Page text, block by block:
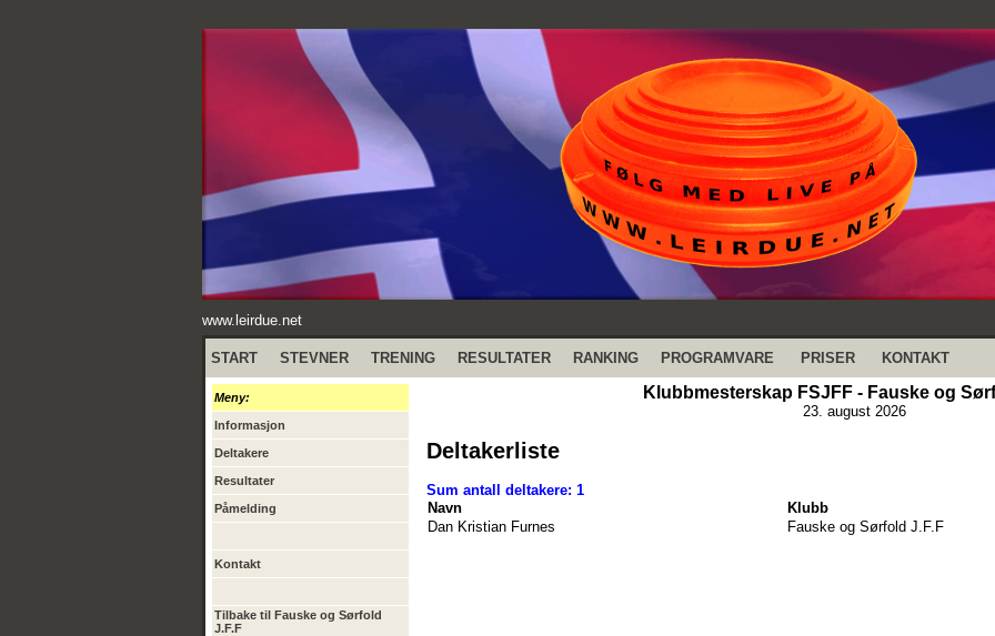
www.leirdue.net
START STEVNER TRENING RESULTATER RANKING PROGRAMVARE PRISER KONTAKT
Meny:
Informasjon
Deltakere
Resultater
Påmelding
Kontakt
Tilbake til Fauske og Sørfold
J.F.F
Klubbmesterskap FSJFF - Fauske og
23. august 2026
Deltakerliste
Sum antall deltakere: 1
Navn
Klubb
Dan Kristian Furnes
Fauske og Sørfold J.F.F